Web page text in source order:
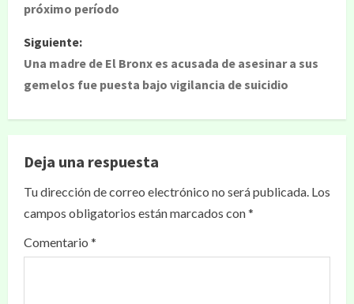
próximo período
Siguiente:
Una madre de El Bronx es acusada de asesinar a sus
gemelos fue puesta bajo vigilancia de suicidio
Deja una respuesta
Tu dirección de correo electrónico no será publicada. Los
campos obligatorios están marcados con*
Comentario *